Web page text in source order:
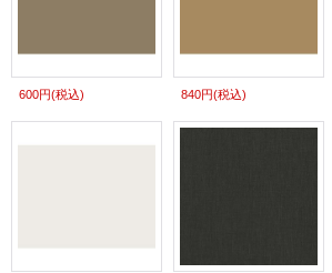
600円(税込) 840円(税込)